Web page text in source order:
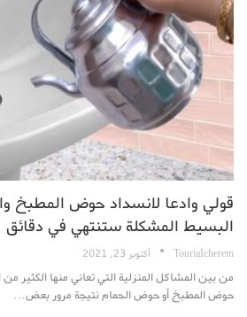
قولي وادعا لانسداد حوض المطبخ
البسيط المشكلة ستنتهي في دقائق
TouriaIcherem أكتوبر 23, 2021
من بين المشاكل المنزلية التي تعاني منها الكثير
حوض المطبخ أو حوض الحمام نتيجة مرور بعض…